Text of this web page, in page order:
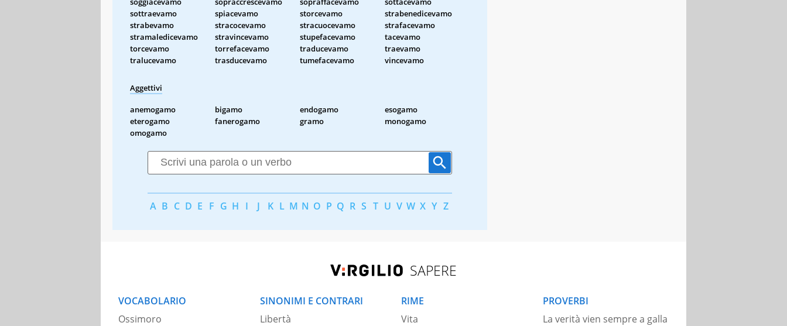
sottraevamo
spiacevamo storcevamo
strabenedicevamo
strabevamo
stracocevamo stracuocevamo
strafacevamo
stramaledicevamo
stravincevamo stupefacevamo
tacevamo
torcevamo
torrefacevamo traducevamo
traevamo
tralucevamo
trasducevamo tumefacevamo vincevamo
Aggettivi
anemogamo bigamo endogamo
esogamo
eterogamo
fanerogamo gramo
monogamo
omogamo
A B C D E F G H I J K L M N O P Q R S T U V W X Y Z
SAPERE
VOCABOLARIO
Ossimoro
SINONIMI E CONTRARI
Libertà
RIME
Vita
PROVERBI
La verità vien sempre a galla